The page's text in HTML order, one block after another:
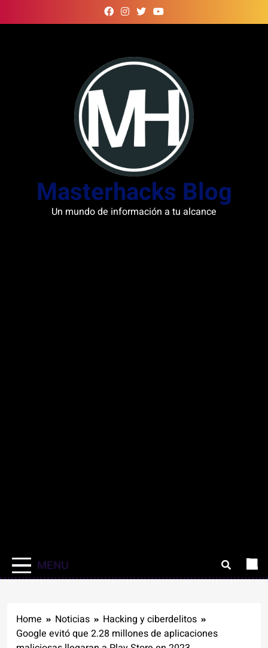
to
Masterhacks Blog
Un mundo de información a tu alcance
MENU
Home Noticias
Hacking y ciberdelitos
Google evitó que 2.28 millones de aplicaciones